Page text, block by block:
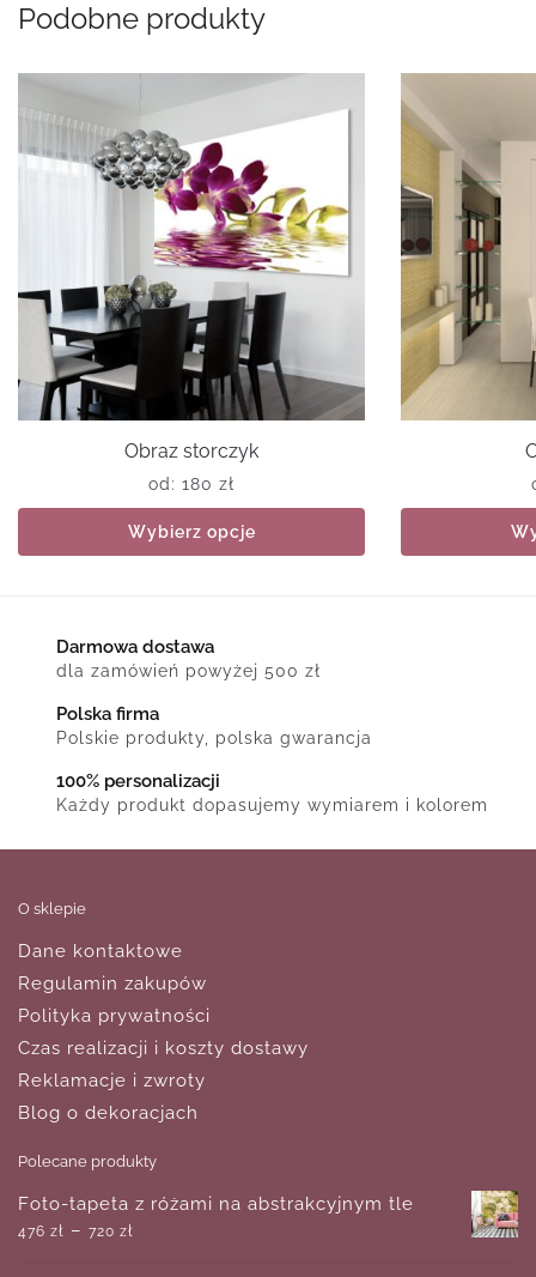
Podobne produkty
Obraz storczyk
od: 180 zł
Wybierz opcje
Darmowa dostawa
dla zamówień powyżej 500 zł
Polska firma
Polskie produkty, polska gwarancja
100% personalizacji
Każdy produkt dopasujemy wymiarem i kolorem
O sklepie
Dane kontaktowe
Regulamin zakupów
Polityka prywatności
Czas realizacji i koszty dostawy
Reklamacje i zwroty
Blog o dekoracjach
Polecane produkty
Foto-tapeta z różami na abstrakcyjnym tle
476 zł – 720 zł